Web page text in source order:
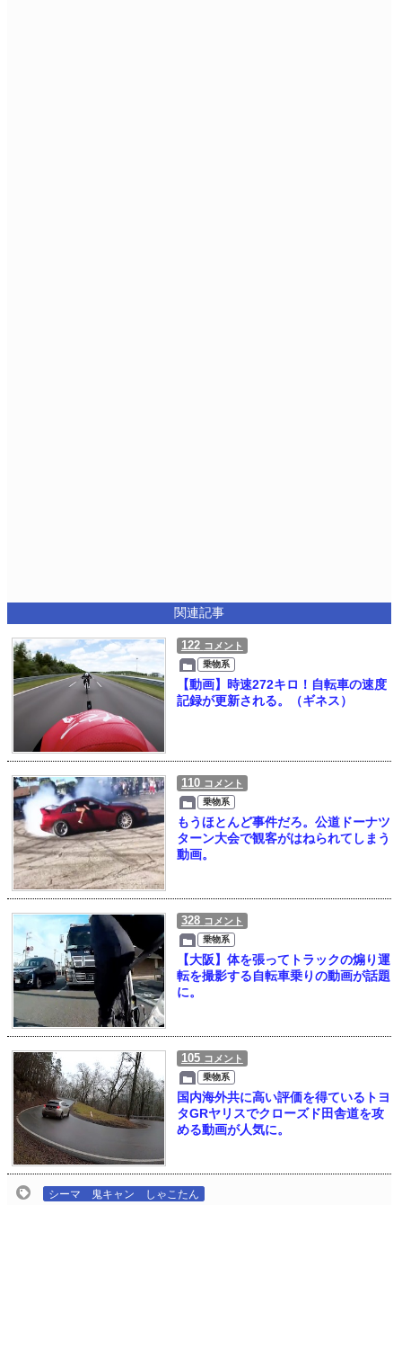
関連記事
122 コメント
乗物系
【動画】時速272キロ！自転車の速度
記録が更新される。（ギネス）
110 コメント
乗物系
もうほとんど事件だろ。公道ドーナツ
ターン大会で観客がはねられてしまう
動画。
328 コメント
乗物系
【大阪】体を張ってトラックの煽り運
転を撮影する自転車乗りの動画が話題
に。
105 コメント
乗物系
国内海外共に高い評価を得ているトヨ
タGRヤリスでクローズド田舎道を攻
める動画が人気に。
シーマ 鬼キャン しゃこたん